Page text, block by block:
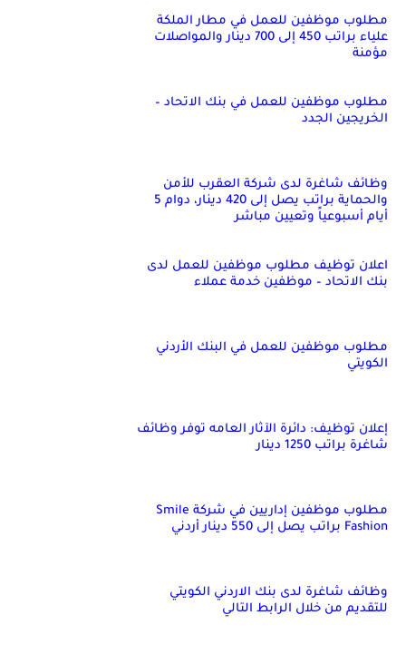
مطلوب موظفين للعمل في مطار الملكة
علياء براتب 450 إلى 700 دينار والمواصلات
مؤمنة
مطلوب موظفين للعمل في بنك الاتحاد –
الخريجين الجدد
وظائف شاغرة لدى شركة العقرب للأمن
والحماية براتب يصل إلى 420 دينار، دوام 5
أيام أسبوعياً وتعيين مباشر
اعلان توظيف مطلوب موظفين للعمل لدى
بنك الاتحاد – موظفين خدمة عملاء
مطلوب موظفين للعمل في البنك الأردني
الكويتي
إعلان توظيف: دائرة الآثار العامه توفر وظائف
شاغرة براتب 1250 دينار
مطلوب موظفين إداريين في شركة Smile
Fashion براتب يصل إلى 550 دينار أردني
وظائف شاغرة لدى بنك الاردني الكويتي
للتقديم من خلال الرابط التالي